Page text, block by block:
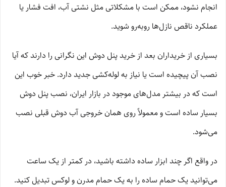
انجام نشود، ممکن است با مشکلاتی مثل نشتی آب، افت فشار یا
عملکرد ناقص نازل‌ها روبه‌رو شوید.
بسیاری از خریداران بعد از خرید پنل دوش این نگرانی را دارند که آیا
نصب آن پیچیده است یا نیاز به لوله‌کشی جدید دارد. خبر خوب این
است که در بیشتر مدل‌های موجود در بازار ایران، نصب پنل دوش
بسیار ساده است و معمولاً روی همان خروجی آب دوش قبلی نصب
می‌شود.
در واقع اگر چند ابزار ساده داشته باشید، در کمتر از یک ساعت
می‌توانید یک حمام ساده را به یک حمام مدرن و لوکس تبدیل کنید.